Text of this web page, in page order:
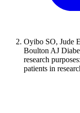
Oyibo SO, Jude
Boulton AJ
research
patients in